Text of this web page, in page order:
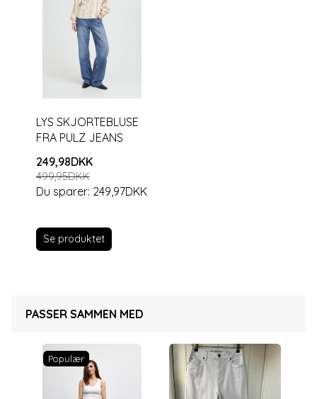
LYS SKJORTEBLUSE
FRA PULZ JEANS
249,98DKK
499,95DKK
Du sparer: 249,97DKK
Se produktet
PASSER SAMMEN MED
Populær